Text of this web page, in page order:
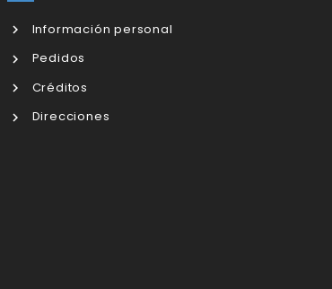
Información personal
Pedidos
Créditos
Direcciones